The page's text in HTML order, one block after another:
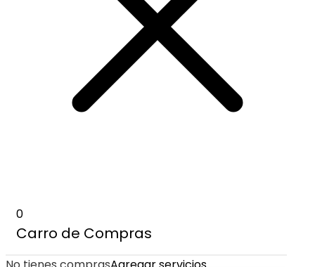
0
Carro de Compras